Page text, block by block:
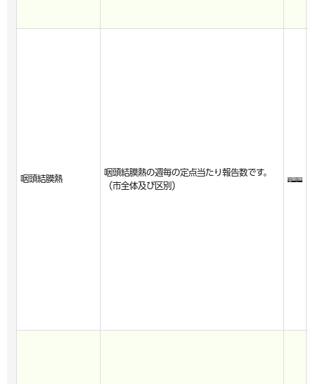
咽頭結膜熱
咽頭結膜熱の週毎の定点当たり報告数です。
（市全体及び区別）